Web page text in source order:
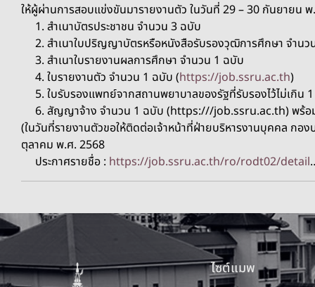
ให้ผู้ผ่านการสอบแข่งขันมารายงานตัว ในวันที่ 29 – 30 กันยายน
1. สำเนาบัตรประชาชน จำนวน 3 ฉบับ
2. สำเนาใบปริญญาบัตรหรือหนังสือรับรองวุฒิการศึกษา จำนว
3. สำเนาใบรายงานผลการศึกษา จำนวน 1 ฉบับ
4. ใบรายงานตัว จำนวน 1 ฉบับ (https://job.ssru.ac.th)
5. ใบรับรองแพทย์จากสถานพยาบาลของรัฐที่รับรองไว้ไม่เกิน
6. สัญญาจ้าง จำนวน 1 ฉบับ (https:///job.ssru.ac.th) พร้อ
(ในวันที่รายงานตัวขอให้ติดต่อเจ้าหน้าที่ฝ่ายบริหารงานบุคคล กอ
ตุลาคม พ.ศ. 2568
ประกาศรายชื่อ : https://job.ssru.ac.th/ro/rodt02/detail
ไซต์แมพ